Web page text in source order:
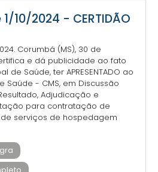
1/10/2024 - CERTIDÃO
Corumbá (MS), 30 de
e dá publicidade ao fato
de Saúde, ter APRESENTADO ao
Saúde - CMS, em Discussão
Adjudicação e
para contratação de
serviços de hospedagem